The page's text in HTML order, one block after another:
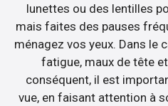
lunettes ou des lentilles
mais faites des pauses
ménagez vos yeux. Dans le
fatigue, maux de tête
conséquent, il est
vue, en faisant attention à